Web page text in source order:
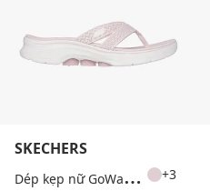
SKECHERS
D
ép kẹp nữ GoWalk 7 +3